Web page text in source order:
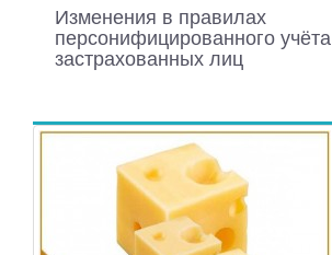
Изменения в правилах
персонифицированного учёта
застрахованных лиц